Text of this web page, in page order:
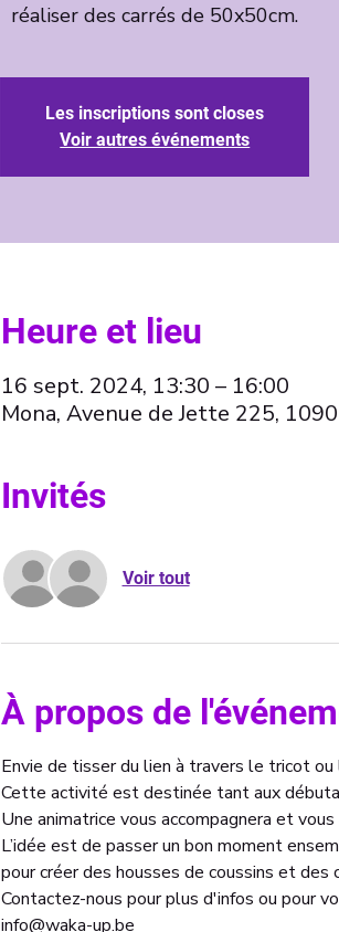
Les inscriptions sont closes
Voir autres événements
Heure et lieu
16 sept. 2024, 13:30 – 16:00
Mona, Avenue de Jette 225,
Invités
Voir tout
À propos de
Envie de tisser du lien à travers le tricot ou
Cette activité est destinée tant aux
Une animatrice vous accompagnera et
L’idée est de passer un bon moment
pour créer des housses de coussins et des
Contactez-nous pour plus d'infos ou pour
info@waka-up.be